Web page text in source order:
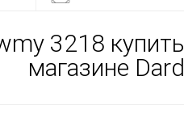
3218
магазине